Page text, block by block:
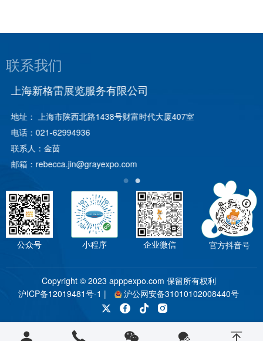
联系我们
上海新格雷展览服务有限公司
地址： 上海市陕西北路1438号财富时代大厦407室
电话： 021-62994936
联系人：金茵
邮箱： rebecca.jin@grayexpo.com
公众号 小程序 企业微信 官方抖音号
Copyright © 2023 apppexpo.com 保留所有权利
沪ICP备12019481号-1 | 沪公网安备31010102008440号